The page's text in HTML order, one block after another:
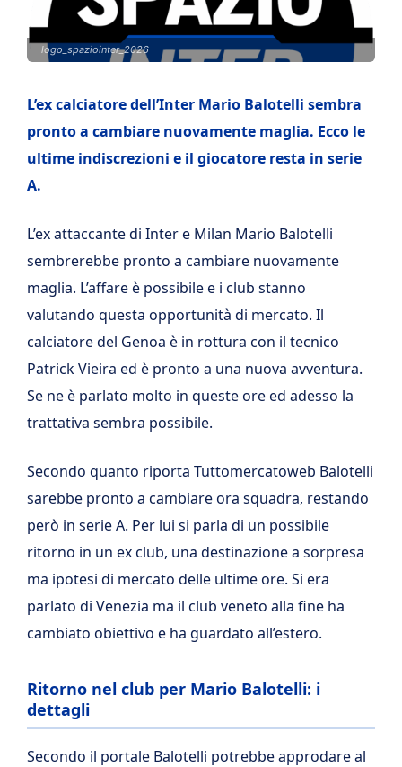
logo_spaziointer_2026
L’ex calciatore dell’Inter Mario Balotelli sembra
pronto a cambiare nuovamente maglia. Ecco le
ultime indiscrezioni e il giocatore resta in serie
A.
L’ex attaccante di Inter e Milan Mario Balotelli
sembrerebbe pronto a cambiare nuovamente
maglia. L’affare è possibile e i club stanno
valutando questa opportunità di mercato. Il
calciatore del Genoa è in rottura con il tecnico
Patrick Vieira ed è pronto a una nuova avventura.
Se ne è parlato molto in queste ore ed adesso la
trattativa sembra possibile.
Secondo quanto riporta Tuttomercatoweb Balotelli
sarebbe pronto a cambiare ora squadra, restando
però in serie A. Per lui si parla di un possibile
ritorno in un ex club, una destinazione a sorpresa
ma ipotesi di mercato delle ultime ore. Si era
parlato di Venezia ma il club veneto alla fine ha
cambiato obiettivo e ha guardato all’estero.
Ritorno nel club per Mario Balotelli: i
dettagli
Secondo il portale Balotelli potrebbe approdare al